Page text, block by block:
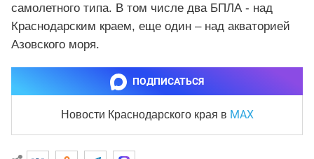
самолетного типа. В том числе два БПЛА - над
Краснодарским краем, еще один – над акваторией
Азовского моря.
ПОДПИСАТЬСЯ
Новости Краснодарского края в MAX